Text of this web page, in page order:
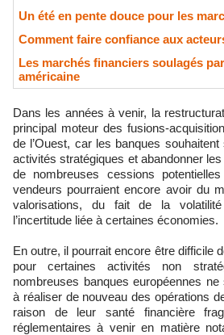
Un été en pente douce pour les
Comment faire confiance aux
Les marchés financiers soulagés
américaine
Dans les années à venir, la restructuration devrait demeurer le
principal moteur des fusions-
de l’Ouest, car les banques
activités stratégiques et abandonner
de nombreuses cessions
vendeurs pourraient encore avoir du
valorisations, du fait de la
l’incertitude liée à certaines économies.
En outre, il pourrait encore être difficile
pour certaines activités non
nombreuses banques européennes
à réaliser de nouveau des opérations
raison de leur santé financière
réglementaires à venir en matière